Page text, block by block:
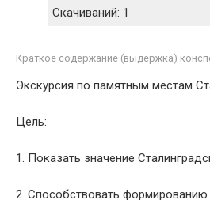
Скачиваний: 1
Краткое содержание (выдержка)
Экскурсия по памятным местам
Цель:
1. Показать значение
2. Способствовать формированию